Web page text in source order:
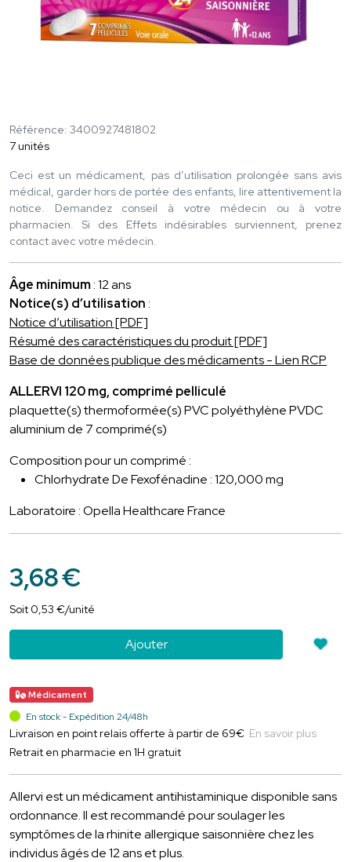
Référence: 3400927481802
7 unités
Ceci est un médicament, pas d’utilisation prolongée sans avis
médical, garder hors de portée des enfants, lire attentivement la
notice. Demandez conseil à votre médecin ou à votre
pharmacien. Si des Effets indésirables surviennent, prenez
contact avec votre médecin.
Âge minimum: 12 ans
Notice(s) d’utilisation :
Notice d’utilisation [PDF]
Résumé des caractéristiques du produit [PDF]
Base de données publique des médicaments - Lien RCP
ALLERVI 120 mg, comprimé pelliculé
plaquette(s) thermoformée(s) PVC polyéthylène PVDC
aluminium de 7 comprimé(s)
Composition pour un comprimé :
Chlorhydrate De Fexofénadine : 120,000 mg
Laboratoire : Opella Healthcare France
3,68€
Soit 0,53 €/unité
Ajouter
Médicament
En stock - Expédition 24/48h
Livraison en point relais offerte à partir de 69€ En savoir plus
Retrait en pharmacie en 1H gratuit
Allervi est un médicament antihistaminique disponible sans
ordonnance. Il est recommandé pour soulager les
symptômes de la rhinite allergique saisonnière chez les
individus âgés de 12 ans et plus.